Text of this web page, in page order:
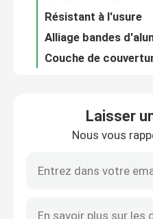
Contrôle de la qualité
Tous les cas
Demande de soumission
Résistant à l'usure
Laisser
Nous vous